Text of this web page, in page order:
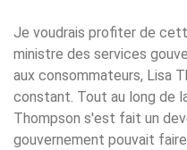
Je voudrais profiter de
ministre des services
aux consommateurs, Lisa
constant. Tout au long de
Thompson s'est fait un
gouvernement pouvait